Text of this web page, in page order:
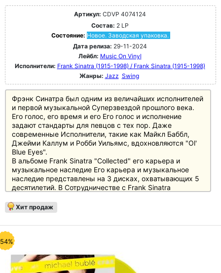
Артикул: CDVP 4074124
Состав: 2 LP
Состояние: Новое. Заводская упаковка.
Дата релиза: 29-11-2024
Лейбл: Music On Vinyl
Исполнители: Frank Sinatra (1915-1998) / Frank Sinatra (1915-1998)
Жанры: Jazz Swing
Фрэнк Синатра был одним из величайших исполнителей
и первой музыкальной Суперзвездой прошлого века.
Его голос, его время и его Его голос и исполнение
задают стандарты для певцов с тех пор. Даже
современные Исполнители, такие как Майкл Баббл,
Джейми Каллум и Робби Уильямс, вдохновляются "Ol'
Blue Eyes".
В альбоме Frank Sinatra "Collected" его карьера и
музыкальное наследие Его карьера и музыкальное
наследие представлены на 3 дисках, охватывающих 5
десятилетий. В Сотрудничестве с Frank Sinatra
"Collected" представлены не только его самые
известные песни, но и некоторые из его альбомные
Джонсом и его дочерью его дочерью Нэнси - все это
показывает, каким разносторонним артистом он был.
Фрэнк Синатра был одним из величайших исполнителей
и первой музыкальной суперзвездой прошлого века.
Его голос, тембр и подача задают стандарты для
Хит продаж